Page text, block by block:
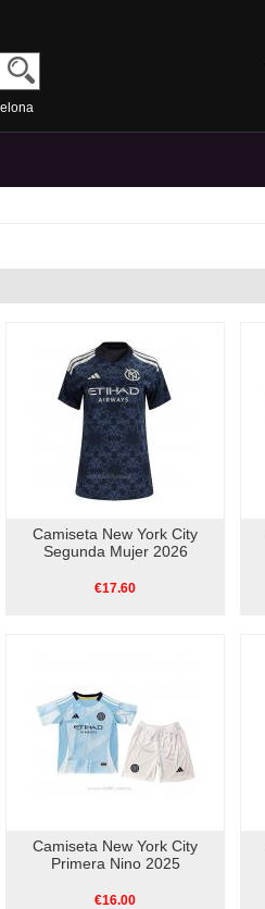
Camiseta New York City
Segunda Mujer 2026
€17.60
Camiseta New York City
Primera Nino 2025
€16.00